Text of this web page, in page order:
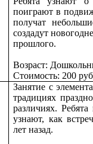
поиграют в
получат
создадут
прошлого.
Возраст:
Стоимость: 200
Занятие с
традициях
различиях.
узнают, как
лет назад.